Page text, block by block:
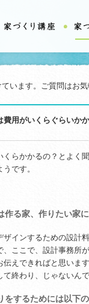
います。ご質問はお
費用がいくらぐらいか
くらかかるの？とよく
です。
作る家、作りたい家
ザインするための設計
、ここで、設計事務所
伝えできればと思いま
て終わり、じゃないん
をするためには以下